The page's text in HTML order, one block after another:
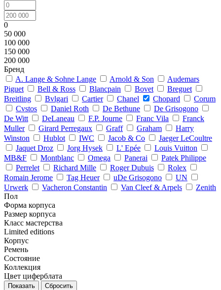
0
50 000
100 000
150 000
200 000
Бренд
A. Lange & Sohne Lange
Arnold & Son
Audemars
Piguet
Bell & Ross Blancpain Bovet
Breguet
Breitling
Bvlgari Cartier Chanel Chopard
Corum
Cvstos
Daniel Roth De Bethune
De Grisogono
De Witt
DeLaneau F.P. Journe Franc Vila
Franck
Muller
Girard Perregaux Graff Graham
Harry
Winston
Hublot IWC Jacob & Co
Jaeger LeCoultre
Jaquet Droz
Jorg Hysek L' Epée
Louis Vuitton
MB&F
Montblanc Omega Panerai
Patek Philippe
Perrelet
Richard Mille Roger Dubuis
Rolex
Romain Jerome
Tag Heuer uDe Grisogono
UN
Urwerk
Vacheron Constantin Van Cleef & Arpels
Zenith
Пол
Форма корпуса
Размер корпуса
Класс мастерства
Limited editions
Корпус
Ремень
Состояние
Коллекция
Цвет циферблата
Сбросить